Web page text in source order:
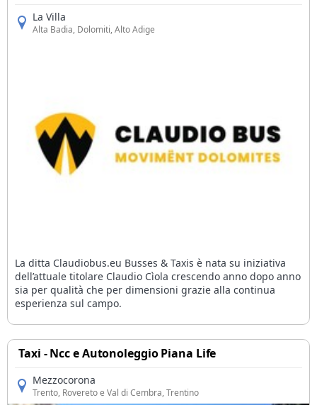
La Villa
Alta Badia, Dolomiti, Alto Adige
La ditta Claudiobus.eu Busses & Taxis è nata su iniziativa
dell’attuale titolare Claudio Cìola crescendo anno dopo anno
sia per qualità che per dimensioni grazie alla continua
esperienza sul campo.
Taxi - Ncc e Autonoleggio Piana Life
Mezzocorona
Trento, Rovereto e Val di Cembra, Trentino